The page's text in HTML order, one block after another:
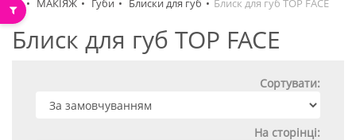
МАКІЯЖ Губи Блиски для губ Блиск для губ TOP FACE
Блиск для губ TOP FACE
Сортувати:
На сторінці: